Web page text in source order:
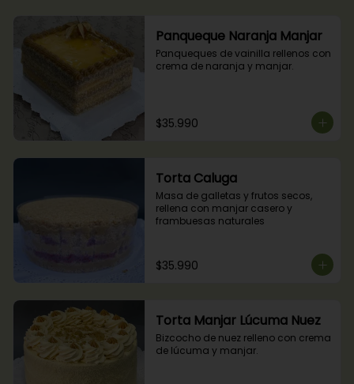
Panqueque Naranja Manjar
Panqueques de vainilla rellenos con
crema de naranja y manjar.
$35.990
Torta Caluga
Masa de galletas y frutos secos,
rellena con manjar casero y
frambuesas naturales
$35.990
Torta Manjar Lúcuma Nuez
Bizcocho de nuez relleno con crema
de lúcuma y manjar.